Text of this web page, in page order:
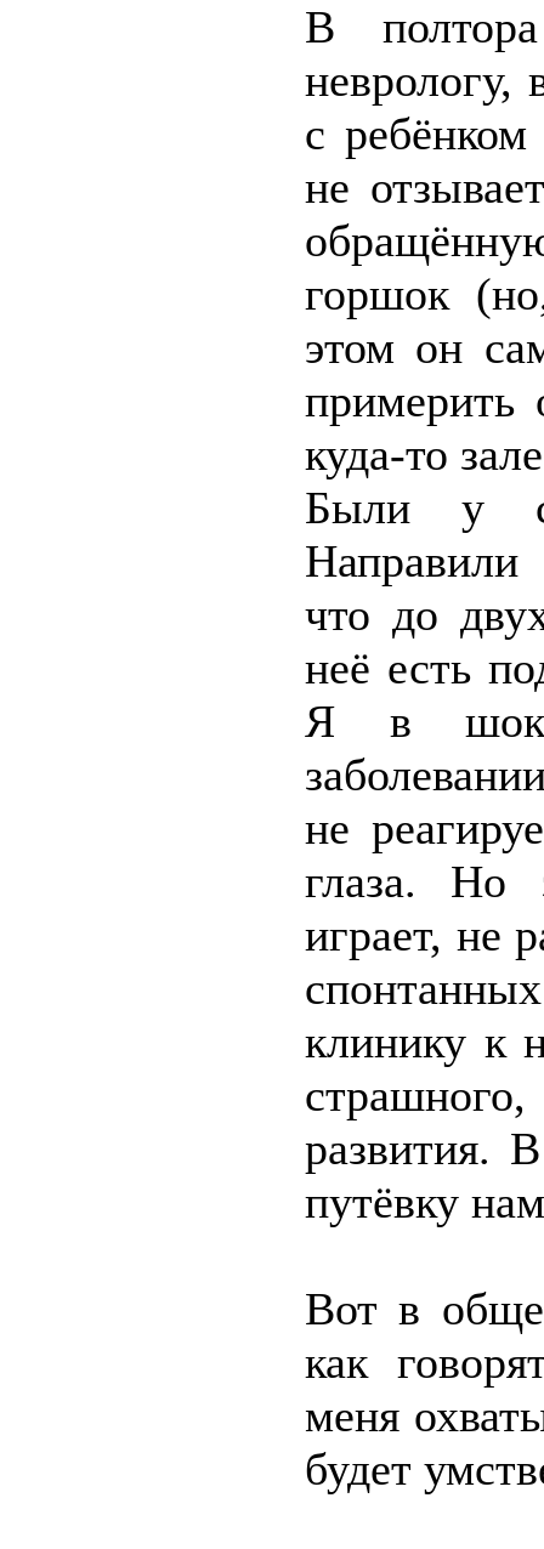
В
неврологу,
с
не
горшок
этом он
примерить
куда-то
Были у
Направили
что до
неё есть
Я в
не
глаза. Но
играет, не
клинику к
страшного,
развития.
путёвку
Вот в
как
меня
будет